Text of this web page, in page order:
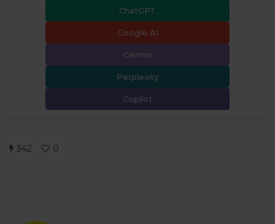
ChatGPT
Google AI
Gemini
Perplexity
Copilot
342 0